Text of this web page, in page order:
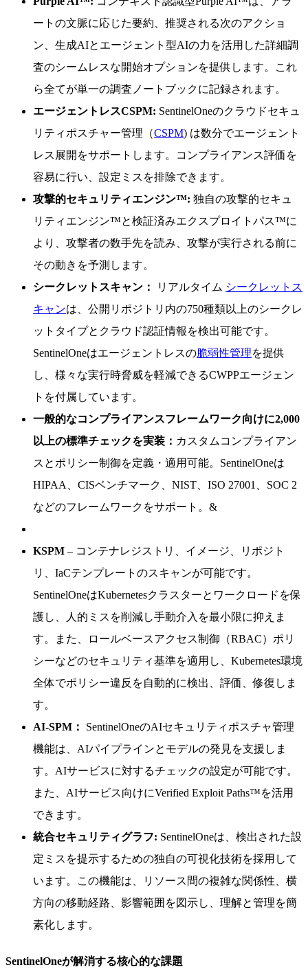
ートの文脈に応じた要約、推奨される次のアクショ
ン、生成AIとエージェント型AIの力を活用した詳細調
査のシームレスな開始オプションを提供します。これ
ら全てが単一の調査ノートブックに記録されます。
エージェントレスCSPM: SentinelOneのクラウドセキュ
リティポスチャー管理（CSPM) は数分でエージェント
レス展開をサポートします。コンプライアンス評価を
容易に行い、設定ミスを排除できます。
攻撃的セキュリティエンジン™: 独自の攻撃的セキュ
リティエンジン™と検証済みエクスプロイトパス™に
より、攻撃者の数手先を読み、攻撃が実行される前に
その動きを予測します。
シークレットスキャン：
リアルタイム シークレットス
キャンは、公開リポジトリ内の750種類以上のシークレ
ットタイプとクラウド認証情報を検出可能です。
SentinelOneはエージェントレスの脆弱性管理を提供
し、様々な実行時脅威を軽減できるCWPPエージェン
トを付属しています。
一般的なコンプライアンスフレームワーク向けに2,000
以上の標準チェックを実装： カスタムコンプライアン
スとポリシー制御を定義・適用可能。SentinelOneは
HIPAA、CISベンチマーク、NIST、ISO 27001、SOC 2
などのフレームワークをサポート。&
KSPM – コンテナレジストリ、イメージ、リポジト
リ、IaCテンプレートのスキャンが可能です。
SentinelOneはKubernetesクラスターとワークロードを保
護し、人的ミスを削減し手動介入を最小限に抑えま
す。また、ロールベースアクセス制御（RBAC）ポリ
シーなどのセキュリティ基準を適用し、Kubernetes環境
全体でポリシー違反を自動的に検出、評価、修復しま
す。
AI-SPM：
SentinelOneのAIセキュリティポスチャ管理
機能は、AIパイプラインとモデルの発見を支援しま
す。AIサービスに対するチェックの設定が可能です。
また、AIサービス向けにVerified Exploit Paths™を活用
できます。
統合セキュリティグラフ: SentinelOneは、検出された設
定ミスを提示するための独自の可視化技術を採用して
います。この機能は、リソース間の複雑な関係性、横
方向の移動経路、影響範囲を図示し、理解と管理を簡
素化します。
SentinelOneが解消する核心的な課題